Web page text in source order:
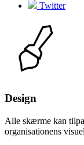
Twitter
Design
Alle skærme kan
organisationens